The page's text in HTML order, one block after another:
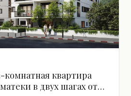
комнатная квартира
в двух шагах от